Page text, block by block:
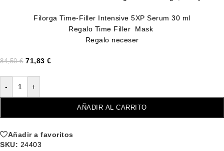
Filorga Time-Filler Intensive 5XP Serum 30 ml
Regalo Time Filler Mask
Regalo neceser
84,50€ 71,83 €
- +
AÑADIR AL CARRITO
Añadir a favoritos
SKU: 24403